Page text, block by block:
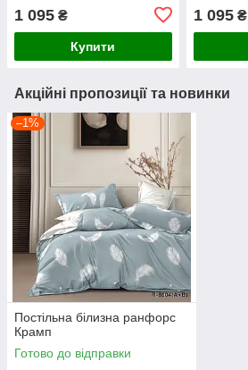
1 095 ₴
Купити
1 095₴
Акційні пропозиції та новинки
–1%
Постільна білизна ранфорс
Крамп
Готово до відправки